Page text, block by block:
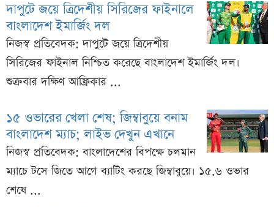
দাপুটে জয়ে ত্রিদেশীয় সিরিজের ফাইনালে
বাংলাদেশ ইমার্জিং দল
নিজস্ব প্রতিবেদক: দাপুটে জয়ে ত্রিদেশীয়
সিরিজের ফাইনাল নিশ্চিত করেছে বাংলাদেশ ইমার্জিং দল।
শুক্রবার দক্ষিণ আফ্রিকার ...
১৫ ওভারের খেলা শেষ; জিম্বাবুয়ে বনাম
বাংলাদেশ ম্যাচ; লাইভ দেখুন এখানে
নিজস্ব প্রতিবেদক: বাংলাদেশের বিপক্ষে চলমান
ম্যাচে টসে জিতে আগে ব্যাটিং করছে জিম্বাবুয়ে। ১৫.৬ ওভার
শেষে ...